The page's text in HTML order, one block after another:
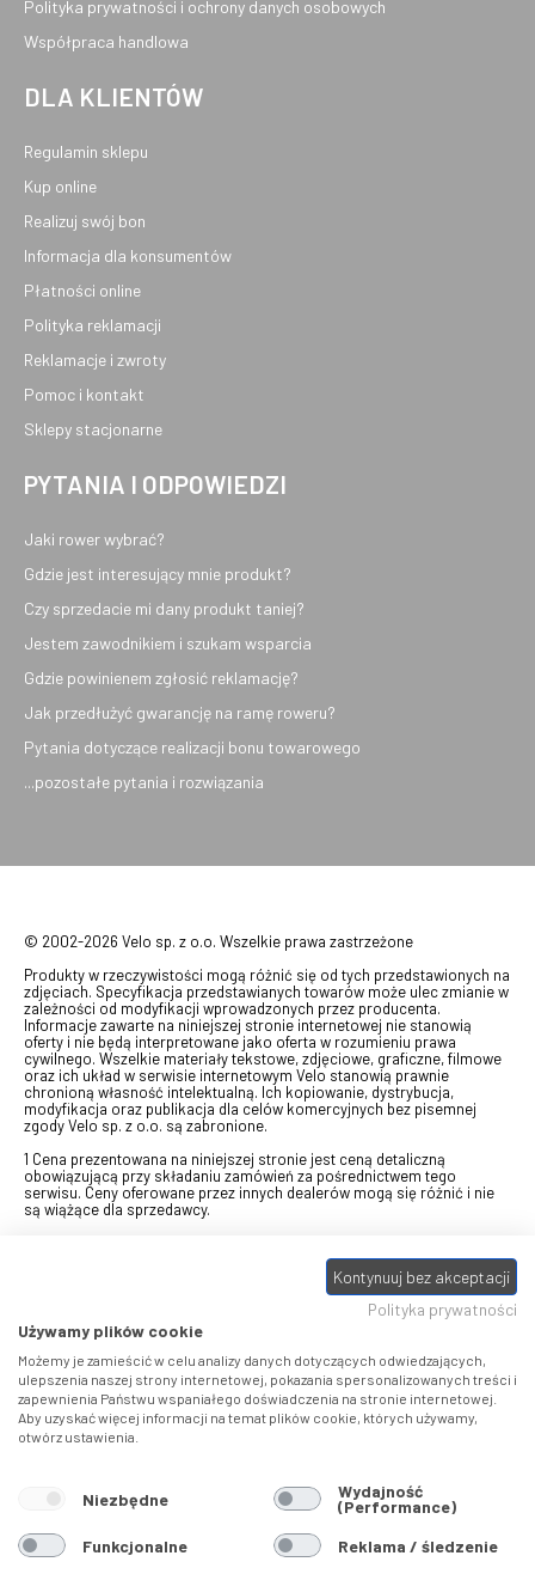
Polityka prywatności i ochrony danych osobowych
Współpraca handlowa
DLA KLIENTÓW
Regulamin sklepu
Kup online
Realizuj swój bon
Informacja dla konsumentów
Płatności online
Polityka reklamacji
Reklamacje i zwroty
Pomoc i kontakt
Sklepy stacjonarne
PYTANIA I ODPOWIEDZI
Jaki rower wybrać?
Gdzie jest interesujący mnie produkt?
Czy sprzedacie mi dany produkt taniej?
Jestem zawodnikiem i szukam wsparcia
Gdzie powinienem zgłosić reklamację?
Jak przedłużyć gwarancję na ramę roweru?
Pytania dotyczące realizacji bonu towarowego
...pozostałe pytania i rozwiązania
© 2002-2026 Velo sp. z o.o. Wszelkie prawa zastrzeżone
Produkty w rzeczywistości mogą różnić się od tych przedstawionych na
zdjęciach. Specyfikacja przedstawianych towarów może ulec zmianie w
zależności od modyfikacji wprowadzonych przez producenta.
Informacje zawarte na niniejszej stronie internetowej nie stanowią
oferty i nie będą interpretowane jako oferta w rozumieniu prawa
cywilnego. Wszelkie materiały tekstowe, zdjęciowe, graficzne, filmowe
oraz ich układ w serwisie internetowym Velo stanowią prawnie
chronioną własność intelektualną. Ich kopiowanie, dystrybucja,
modyfikacja oraz publikacja dla celów komercyjnych bez pisemnej
zgody Velo sp. z o.o. są zabronione.
1 Cena prezentowana na niniejszej stronie jest ceną detaliczną
obowiązującą przy składaniu zamówień za pośrednictwem tego
serwisu. Ceny oferowane przez innych dealerów mogą się różnić i nie
są wiążące dla sprzedawcy.
swój bon" na towary z oferty VELO, aktualnie dostępnej na stronie
, w ramach sprzedaży premiowej. Dowiedz się jak
stronie promocji. Prezentowana wartość
eBonu uwzględnia fakt wyrażenia - w procesie rejestracji w Panelu
klienta- zgody na otrzymywanie drogą mailową informacji handlowo-
marketingowe, np. newsletter rowerowy. W przypadku braku zgody
wartość eBonu zostanie obniżona o 10 zł.
Pamiętaj, że eBony za produkty SIDI dotyczą zakupów w sklepach
SIDI Center, produkty Castelli zakupów w placówkach tworzących
Castelli Center.
Kontynuuj bez akceptacji
Polityka prywatności
Używamy plików cookie
Możemy je zamieścić w celu analizy danych dotyczących odwiedzających,
ulepszenia naszej strony internetowej, pokazania spersonalizowanych treści i
zapewnienia Państwu wspaniałego doświadczenia na stronie internetowej.
Aby uzyskać więcej informacji na temat plików cookie, których używamy,
otwórz ustawienia.
Niezbędne Wydajność
(Performance)
Funkcjonalne
Reklama / śledzenie